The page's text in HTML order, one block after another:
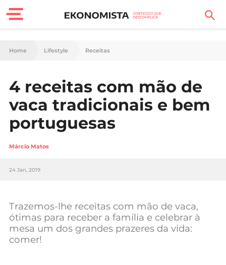
Finanças Pessoais
Carreira
Casa
Lifestyle
Sociedade
Negócios
Mundial 2026
Home Lifestyle Receitas
4 receitas com mão de
vaca tradicionais e bem
portuguesas
Márcio Matos
24 Jan, 2019
Trazemos-lhe receitas com mão de vaca,
ótimas para receber a família e celebrar à
mesa um dos grandes prazeres da vida:
comer!